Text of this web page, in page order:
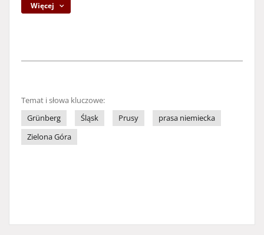
Więcej
Temat i słowa kluczowe:
Grünberg
Śląsk Prusy
prasa niemiecka
Zielona Góra